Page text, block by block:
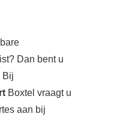
Dan bent u
Bij
Boxtel vraagt u
aan bij